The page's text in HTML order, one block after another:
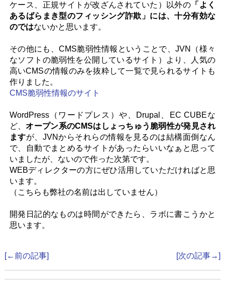
ケース、正規サイトが改ざんされていた）以外の 「よく
あるばらまき型のフィッシング詐欺」には、十分有効な
のではないかと思います。
その他にも、CMS脆弱性情報ということで、JVN（様々
なソフトの脆弱性を公開しているサイト）より、人気の
高いCMSの情報のみを抜粋して一覧で見られるサイトも
作りました。
CMS脆弱性情報のサイト
WordPress（ワードプレス）や、Drupal、EC CUBEな
ど、オープン系のCMSはしょっちゅう脆弱性が発見され
ますが、JVNからそれらの情報を見るのは結構面倒なん
で、自動でまとめるサイトがあったらいいなぁと思って
いましたが、ないので作った次第です。
WEBディレクターの方にぜひ活用していただければと思
います。
（こちらも弊社の名前は出していません）
開発日記的なものは時間ができたら、ラボに書こうかと
思います。
[次の記事→]
[←前の記事]